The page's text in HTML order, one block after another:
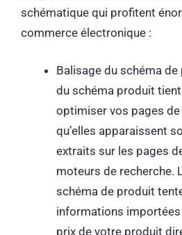
schématique qui profitent
commerce électronique :
Balisage du schéma
du schéma produit
optimiser vos pages
qu’elles apparaissent
extraits sur les pages
moteurs de recherche.
schéma de produit
informations
prix de votre produit